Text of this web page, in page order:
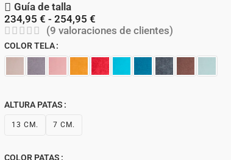
Guía de talla
234,95 € - 254,95 €
(9 valoraciones de clientes)
COLOR TELA
ALTURA PATAS
13 CM. 7 CM.
COLOR PATAS